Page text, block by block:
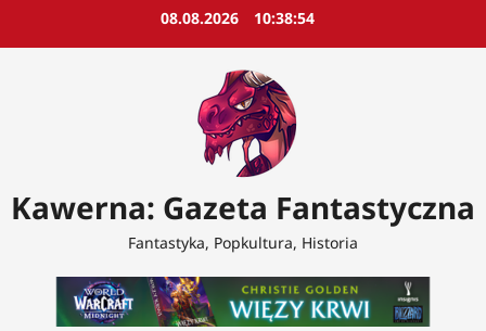
08.08.2026 10:38:56
Kawerna: Gazeta Fantastyczna
Fantastyka, Popkultura, Historia